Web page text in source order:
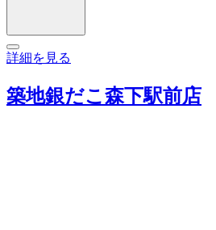
詳細を見る
築地銀だこ森下駅前店